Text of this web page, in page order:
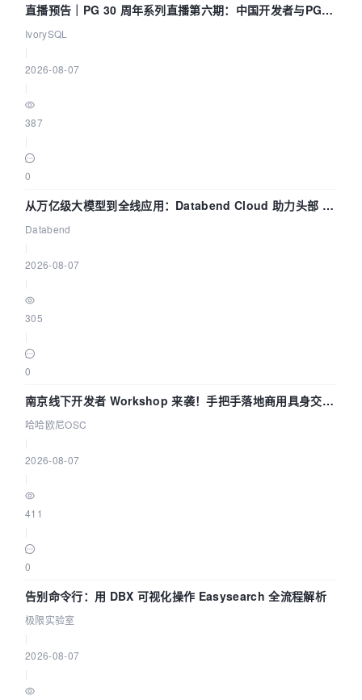
直播预告｜PG 30 周年系列直播第六期：中国开发者与PG内
核——我们改得动吗？我们贡献了什么？
IvorySQL
2026-08-07
387
0
从万亿级大模型到全线应用：Databend Cloud 助力头部 AI
企业构建全链路 Trace 数据管道
Databend
2026-08-07
305
0
南京线下开发者 Workshop 来袭！手把手落地商用具身交互
智能 Agent 应用
哈哈欧尼OSC
2026-08-07
411
0
告别命令行：用 DBX 可视化操作 Easysearch 全流程解析
极限实验室
2026-08-07